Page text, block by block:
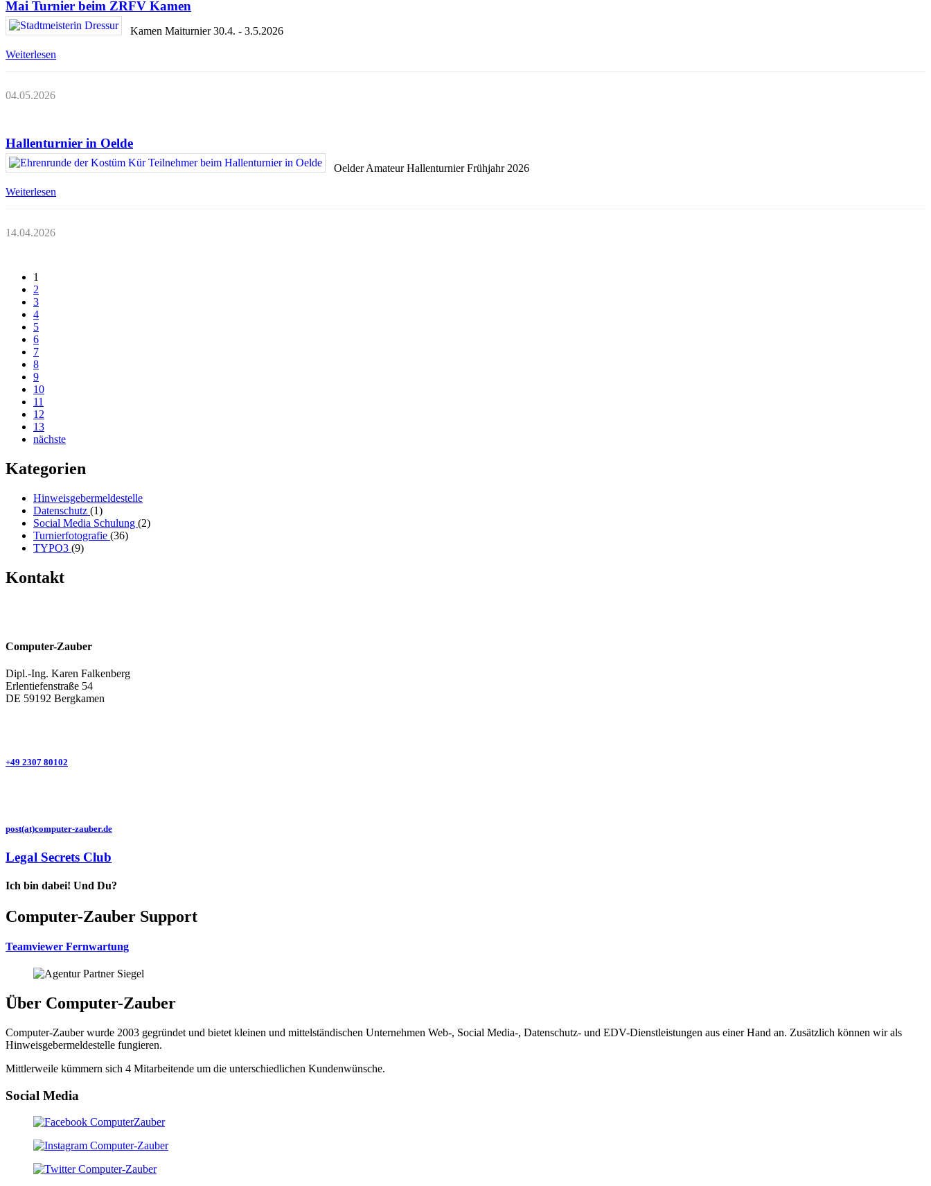
Mai Turnier beim ZRFV Kamen
Kamen Maiturnier 30.4. - 3.5.2026
Weiterlesen
04.05.2026
Hallenturnier in Oelde
Oelder Amateur Hallenturnier Frühjahr 2026
Weiterlesen
14.04.2026
1
2
3
4
5
6
7
8
9
10
11
12
13
nächste
Kategorien
Hinweisgebermeldestelle
Datenschutz (1)
Social Media Schulung (2)
Turnierfotografie (36)
TYPO3 (9)
Kontakt
Computer-Zauber
Dipl.-Ing. Karen Falkenberg
Erlentiefenstraße 54
DE 59192 Bergkamen
+49 2307 80102
post(at)computer-zauber.de
Legal Secrets Club
Ich bin dabei! Und Du?
Computer-Zauber Support
Teamviewer Fernwartung
Über Computer-Zauber
Computer-Zauber wurde 2003 gegründet und bietet kleinen und mittelständischen Unternehmen Web-, Social Media-, Datenschutz- und EDV-Dienstleistungen aus einer Hand an. Zusätzlich können wir als
Hinweisgebermeldestelle fungieren.
Mittlerweile kümmern sich 4 Mitarbeitende um die unterschiedlichen Kundenwünsche.
Social Media